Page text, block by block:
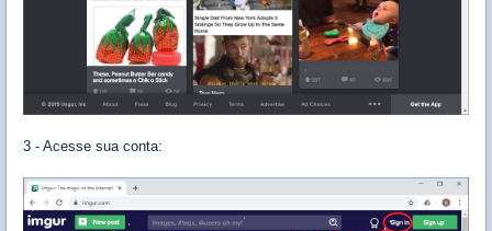
3 - Acesse sua conta: